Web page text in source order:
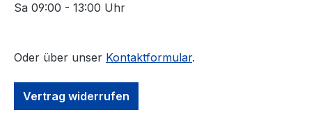
Sa 09:00 - 13:00 Uhr
Oder über unser Kontaktformular.
Vertrag widerrufen